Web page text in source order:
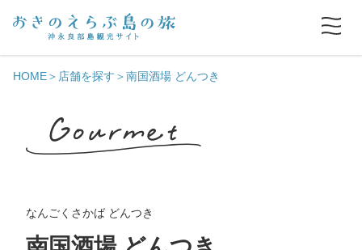
HOME 店舗を探す 南国酒場 どんつき
なんごくさかば どんつき